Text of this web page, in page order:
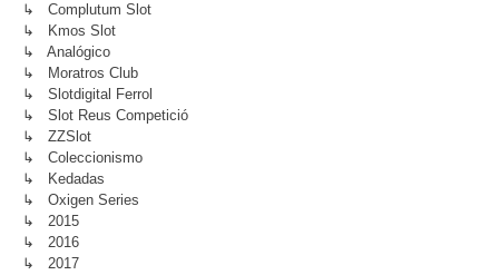
↳ Complutum Slot
↳ Kmos Slot
↳ Analógico
↳ Moratros Club
↳ Slotdigital Ferrol
↳ Slot Reus Competició
↳ ZZSlot
↳ Coleccionismo
↳ Kedadas
↳ Oxigen Series
↳ 2015
↳ 2016
↳ 2017